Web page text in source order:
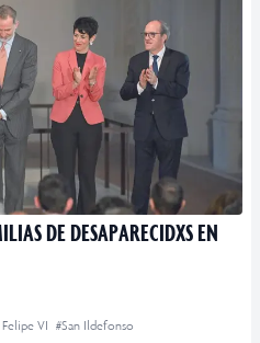
DE DESAPARECIDXS EN
Felipe VI #San Ildefonso